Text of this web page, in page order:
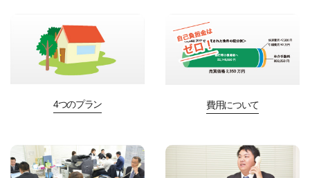
4つのプラン 費用について